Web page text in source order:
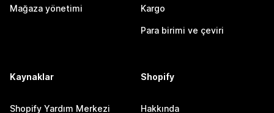
Mağaza yönetimi Kargo
Para birimi ve çeviri
Kaynaklar
Shopify Yardım Merkezi
Shopify
Hakkında